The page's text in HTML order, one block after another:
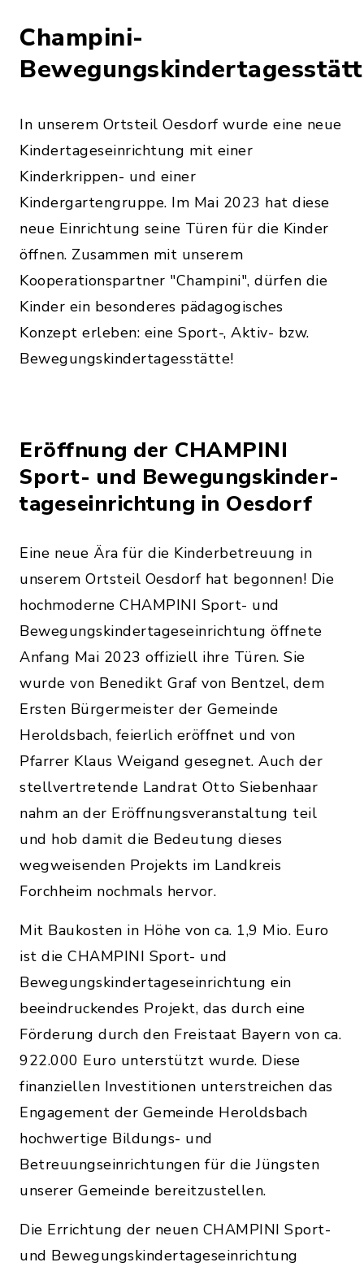
Champini-
In unserem Ortsteil Oesdorf wurde eine neue
Kindertageseinrichtung mit einer
Kinderkrippen- und einer
Kindergartengruppe. Im Mai 2023 hat diese
neue Einrichtung seine Türen für die Kinder
öffnen. Zusammen mit unserem
Kooperationspartner "Champini", dürfen die
Kinder ein besonderes pädagogisches
Konzept erleben: eine Sport-, Aktiv- bzw.
Bewegungskindertagesstätte!
Eröffnung der CHAMPINI
Sport- und Bewegungskinder-
tageseinrichtung in Oesdorf
Eine neue Ära für die Kinderbetreuung in
unserem Ortsteil Oesdorf hat begonnen! Die
hochmoderne CHAMPINI Sport- und
Bewegungskindertageseinrichtung öffnete
Anfang Mai 2023 offiziell ihre Türen. Sie
wurde von Benedikt Graf von Bentzel, dem
Ersten Bürgermeister der Gemeinde
Heroldsbach, feierlich eröffnet und von
Pfarrer Klaus Weigand gesegnet. Auch der
stellvertretende Landrat Otto Siebenhaar
nahm an der Eröffnungsveranstaltung teil
und hob damit die Bedeutung dieses
wegweisenden Projekts im Landkreis
Forchheim nochmals hervor.
Mit Baukosten in Höhe von ca. 1,9 Mio. Euro
ist die CHAMPINI Sport- und
Bewegungskindertageseinrichtung ein
beeindruckendes Projekt, das durch eine
Förderung durch den Freistaat Bayern von ca.
922.000 Euro unterstützt wurde. Diese
finanziellen Investitionen unterstreichen das
Engagement der Gemeinde Heroldsbach
hochwertige Bildungs- und
Betreuungseinrichtungen für die Jüngsten
unserer Gemeinde bereitzustellen.
Die Errichtung der neuen CHAMPINI Sport-
und Bewegungskindertageseinrichtung